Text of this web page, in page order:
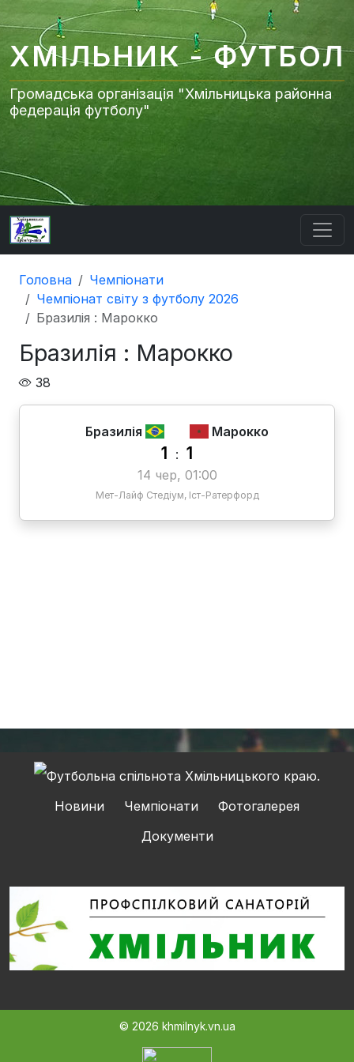
ХМІЛЬНИК - ФУТБОЛ
Громадська організація "Хмільницька районна
федерація футболу"
Головна
Чемпіонати
Чемпіонат світу з футболу 2026
Бразилія : Марокко
Бразилія : Марокко
38
Бразилія Марокко
1 : 1
14 чер, 01:00
Мет-Лайф Стедіум, Іст-Ратерфорд
Новини Чемпіонати
Фотогалерея
Документи
© 2026 khmilnyk.vn.ua